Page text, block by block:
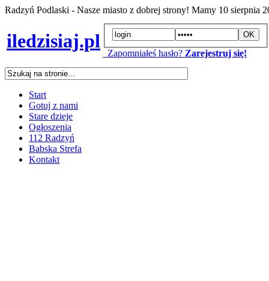
Radzyń Podlaski - Nasze miasto z dobrej strony! Mamy 10 sierpnia
iledzisiaj.pl
Zapomniałeś hasło? Zarejestruj się!
Start
Gotuj z nami
Stare dzieje
Ogłoszenia
112 Radzyń
Babska Strefa
Kontakt